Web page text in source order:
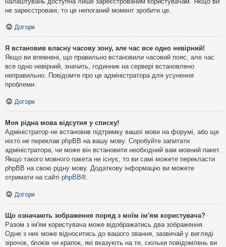
не зареєстровані, то це непоганий момент зробити це.
Догори
Я встановив власну часову зону, але час все одно невірний!
Якщо ви впевнені, що правильно встановили часовий пояс, але час
все одно невірний, значить, годинник на сервері встановлено
неправильно. Повідомте про це адміністратора для усунення
проблеми.
Догори
Моя рідна мова відсутня у списку!
Адміністратор не встановив підтримку вашої мови на форумі, або ще
ніхто не переклав phpBB на вашу мову. Спробуйте запитати
адміністратора, чи може він встановити необхідний вам мовний пакет.
Якщо такого мовного пакета не існує, то ви самі можете перекласти
phpBB на свою рідну мову. Додаткову інформацію ви можете
отримати на сайті phpBB®.
Догори
Що означають зображення поряд з моїм ім'ям користувача?
Разом з ім'ям користувача може відображатись два зображення.
Одне з них може відноситись до вашого звання, зазвичай у вигляді
зірочок, блоків чи крапок, які вказують на те, скільки повідомлень ви